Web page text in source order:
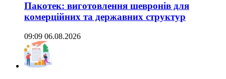
Пакотек: виготовлення шевронів для
комерційних та державних структур
09:09 06.08.2026